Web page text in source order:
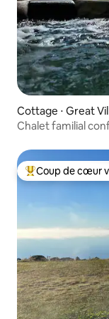
Cottage ⋅ Great
Chalet familial
Coups de cœur
Coup de cœur